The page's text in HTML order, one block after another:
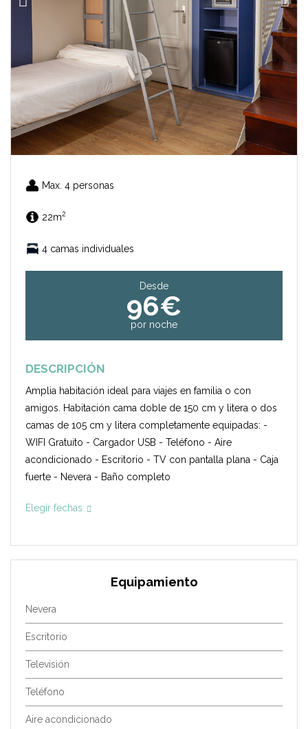
Max. 4 personas
22m2
4 camas individuales
Desde
96€
por noche
DESCRIPCIÓN
Amplia habitación ideal para viajes en familia o con
amigos. Habitación cama doble de 150 cm y litera o dos
camas de 105 cm y litera completamente equipadas: -
WIFI Gratuito - Cargador USB - Teléfono - Aire
acondicionado - Escritorio - TV con pantalla plana - Caja
fuerte - Nevera - Baño completo
Elegir fechas
Equipamiento
Nevera
Escritorio
Televisión
Teléfono
Aire acondicionado